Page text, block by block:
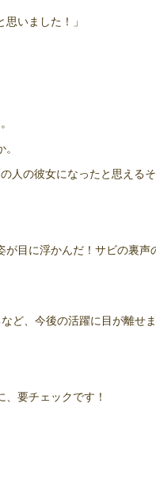
いました！」
人の彼女になったと思える
が目に浮かんだ！サビの裏
ど、今後の活躍に目が離せ
要チェックです！